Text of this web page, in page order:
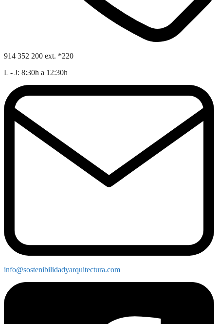
914 352 200 ext. *220
L - J: 8:30h a 12:30h
info@sostenibilidadyarquitectura.com